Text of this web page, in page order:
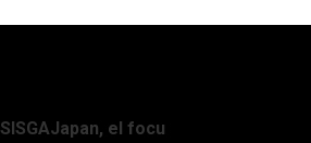
SISGAJapan, el focu